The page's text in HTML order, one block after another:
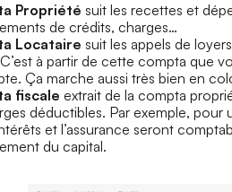
Propriété suit les recettes et
de crédits, charges…
Locataire suit les appels de
à partir de cette compta que
Ça marche aussi très bien en
fiscale extrait de la compta
déductibles. Par exemple, pour
et l’assurance seront
du capital.